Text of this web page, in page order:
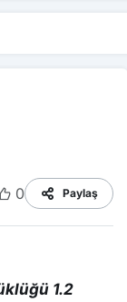
0 Paylaş
1.2